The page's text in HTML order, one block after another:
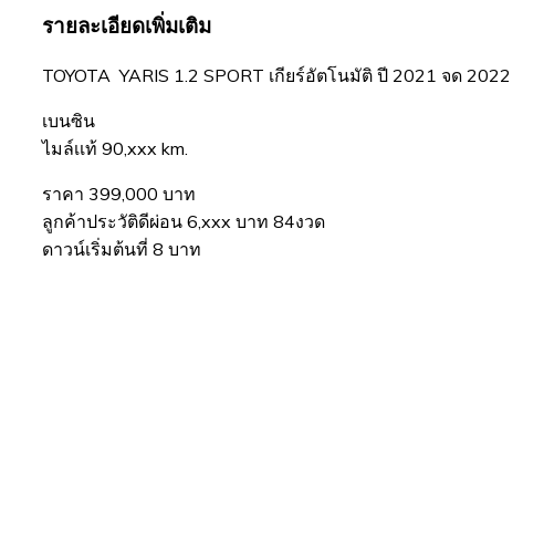
รายละเอียดเพิ่มเติม
TOYOTA YARIS 1.2 SPORT เกียร์อัตโนมัติ ปี 2021 จด 2022
เบนซิน
ไมล์เเท้ 90,xxx km.
ราคา 399,000 บาท
ลูกค้าประวัติดีผ่อน 6,xxx บาท 84งวด
ดาวน์เริ่มต้นที่ 8 บาท